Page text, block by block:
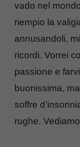
vado nel
riempio la
annusandoli,
ricordi. Vorrei
passione e
buonissima,
soffre
rughe.